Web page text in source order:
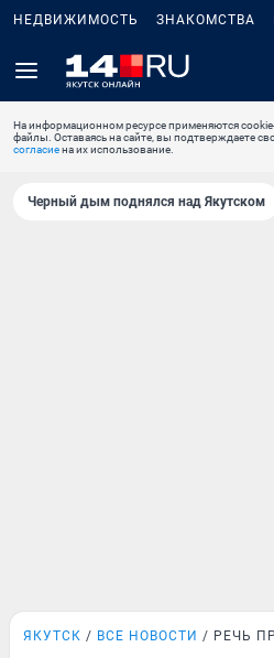
НЕДВИЖИМОСТЬ ЗНАКОМСТВА
На информационном ресурсе применяются
файлы. Оставаясь на сайте, вы подтверждаете
согласиена их использование.
Черный дым поднялся над Якутском
ЯКУТСК ВСЕ НОВОСТИ РЕЧЬ